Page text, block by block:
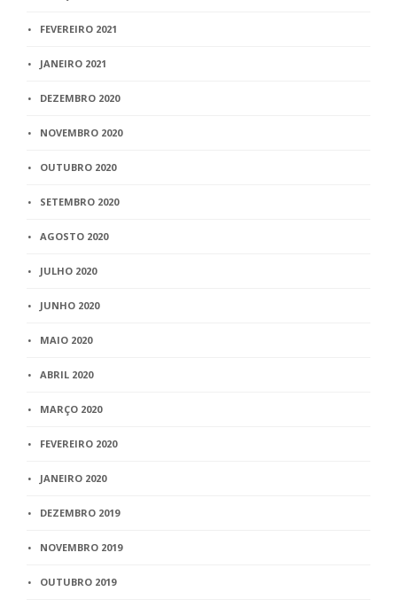
FEVEREIRO 2021
JANEIRO 2021
DEZEMBRO 2020
NOVEMBRO 2020
OUTUBRO 2020
SETEMBRO 2020
AGOSTO 2020
JULHO 2020
JUNHO 2020
MAIO 2020
ABRIL 2020
MARÇO 2020
FEVEREIRO 2020
JANEIRO 2020
DEZEMBRO 2019
NOVEMBRO 2019
OUTUBRO 2019